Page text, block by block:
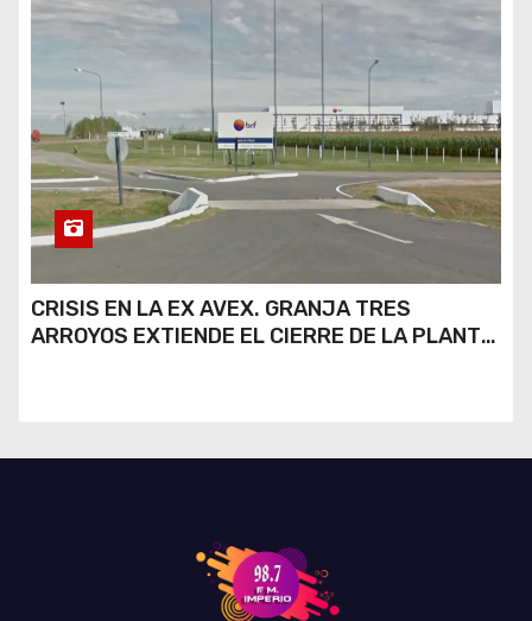
CRISIS EN LA EX AVEX. GRANJA TRES
ARROYOS EXTIENDE EL CIERRE DE LA PLANTA